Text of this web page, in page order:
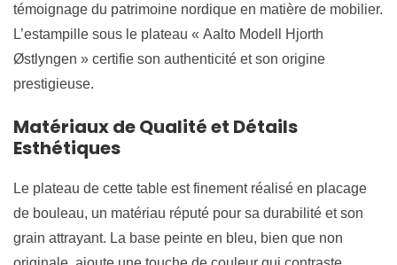
témoignage du patrimoine nordique en matière de mobilier.
L’estampille sous le plateau « Aalto Modell Hjorth
Østlyngen » certifie son authenticité et son origine
prestigieuse.
Matériaux de Qualité et Détails
Esthétiques
Le plateau de cette table est finement réalisé en placage
de bouleau, un matériau réputé pour sa durabilité et son
grain attrayant. La base peinte en bleu, bien que non